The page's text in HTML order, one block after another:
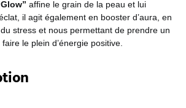
affine le grain de la peau et lui
il agit également en booster d’aura, en
stress et nous permettant de prendre un
le plein d’énergie positive.